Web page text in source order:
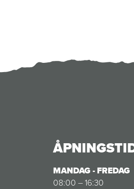
MANDAG - FREDAG
08:00 – 16:30